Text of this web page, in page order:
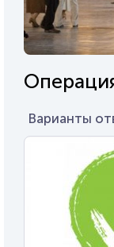
Варианты